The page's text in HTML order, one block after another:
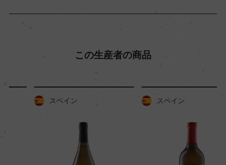
この生産者の商品
スペイン スペイン